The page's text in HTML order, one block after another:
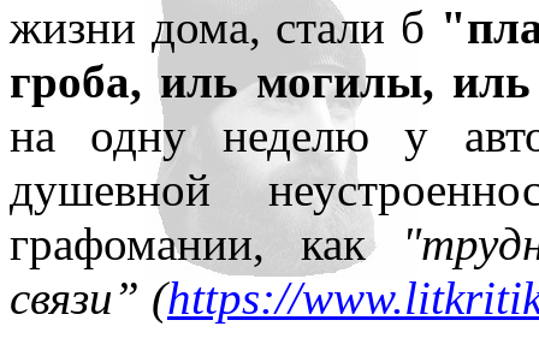
жизни дома, стали б
гроба, иль могилы,
на одну неделю у
душевной
графомании, как
связи” (https://